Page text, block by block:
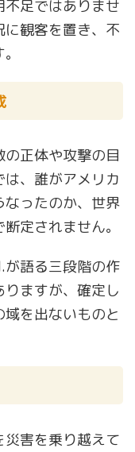
足ではありませ
観客を置き、不
正体や攻撃の目
、誰がアメリカ
なったのか、世界
定されません。
が語る三段階の作
ますが、確定し
を出ないものと
害を乗り越えて